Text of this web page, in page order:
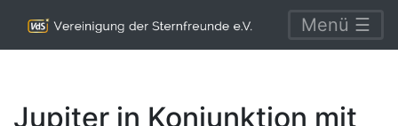
Menü ☰
Jupiter in Konjunktion mit